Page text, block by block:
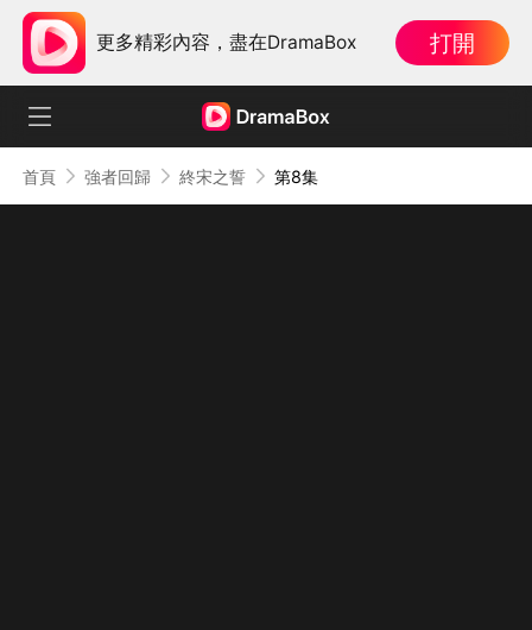
更多精彩內容，盡在DramaBox 打開
首頁 強者回歸 終宋之誓 第8集